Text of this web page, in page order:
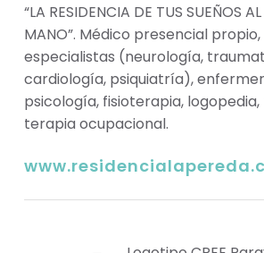
“LA RESIDENCIA DE TUS SUEÑOS
MANO”. Médico presencial
especialistas (neurología,
cardiología, psiquiatría),
psicología, fisioterapia,
terapia ocupacional.